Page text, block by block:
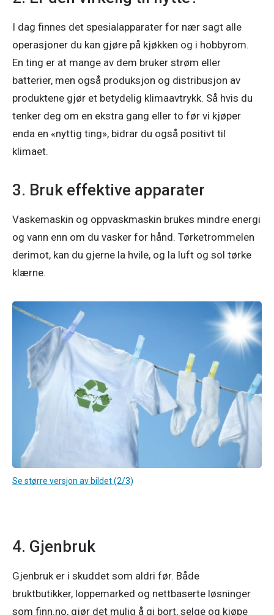
I dag finnes det spesialapparater for nær sagt alle
operasjoner du kan gjøre på kjøkken og i hobbyrom.
En ting er at mange av dem bruker strøm eller
batterier, men også produksjon og distribusjon av
produktene gjør et betydelig klimaavtrykk. Så hvis du
tenker deg om en ekstra gang eller to før vi kjøper
enda en «nyttig ting», bidrar du også positivt til
klimaet.
3. Bruk effektive apparater
Vaskemaskin og oppvaskmaskin brukes mindre energi
og vann enn om du vasker for hånd. Tørketrommelen
derimot, kan du gjerne la hvile, og la luft og sol tørke
klærne.
Se større versjon av bildet (2/3)
4. Gjenbruk
Gjenbruk er i skuddet som aldri før. Både
bruktbutikker, loppemarked og nettbaserte løsninger
som finn.no, gjør det mulig å gi bort, selge og kjøpe